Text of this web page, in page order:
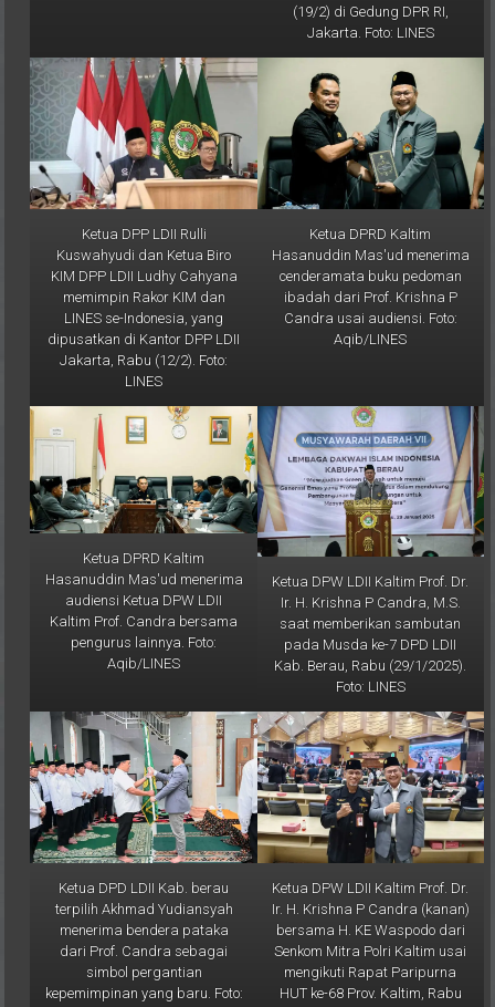
Jakarta. Foto: LINES
Ketua DPP LDII Rulli
Kuswahyudi dan Ketua Biro
KIM DPP LDII Ludhy Cahyana
memimpin Rakor KIM dan
LINES se-Indonesia, yang
dipusatkan di Kantor DPP LDII
Jakarta, Rabu (12/2). Foto:
LINES
Ketua DPRD Kaltim
Hasanuddin Mas'ud menerima
cenderamata buku pedoman
ibadah dari Prof. Krishna P
Candra usai audiensi. Foto:
Aqib/LINES
Ketua DPRD Kaltim
Hasanuddin Mas'ud menerima
audiensi Ketua DPW LDII
Kaltim Prof. Candra bersama
pengurus lainnya. Foto:
Aqib/LINES
Ketua DPW LDII Kaltim Prof. Dr.
Ir. H. Krishna P Candra, M.S.
saat memberikan sambutan
pada Musda ke-7 DPD LDII
Kab. Berau, Rabu (29/1/2025).
Foto: LINES
Ketua DPD LDII Kab. berau
terpilih Akhmad Yudiansyah
menerima bendera pataka
dari Prof. Candra sebagai
simbol pergantian
kepemimpinan yang baru. Foto:
LINES
Ketua DPW LDII Kaltim Prof. Dr.
Ir. H. Krishna P Candra (kanan)
bersama H. KE Waspodo dari
Senkom Mitra Polri Kaltim usai
mengikuti Rapat Paripurna
HUT ke-68 Prov. Kaltim, Rabu
(8/1/2025). Foto: LINES